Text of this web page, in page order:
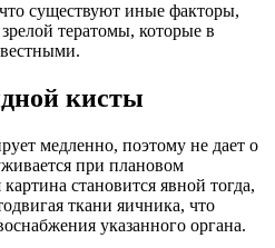
существуют иные факторы,
тератомы, которые в
кисты
медленно, поэтому не дает о
при плановом
становится явной тогда,
ткани яичника, что
указанного органа.